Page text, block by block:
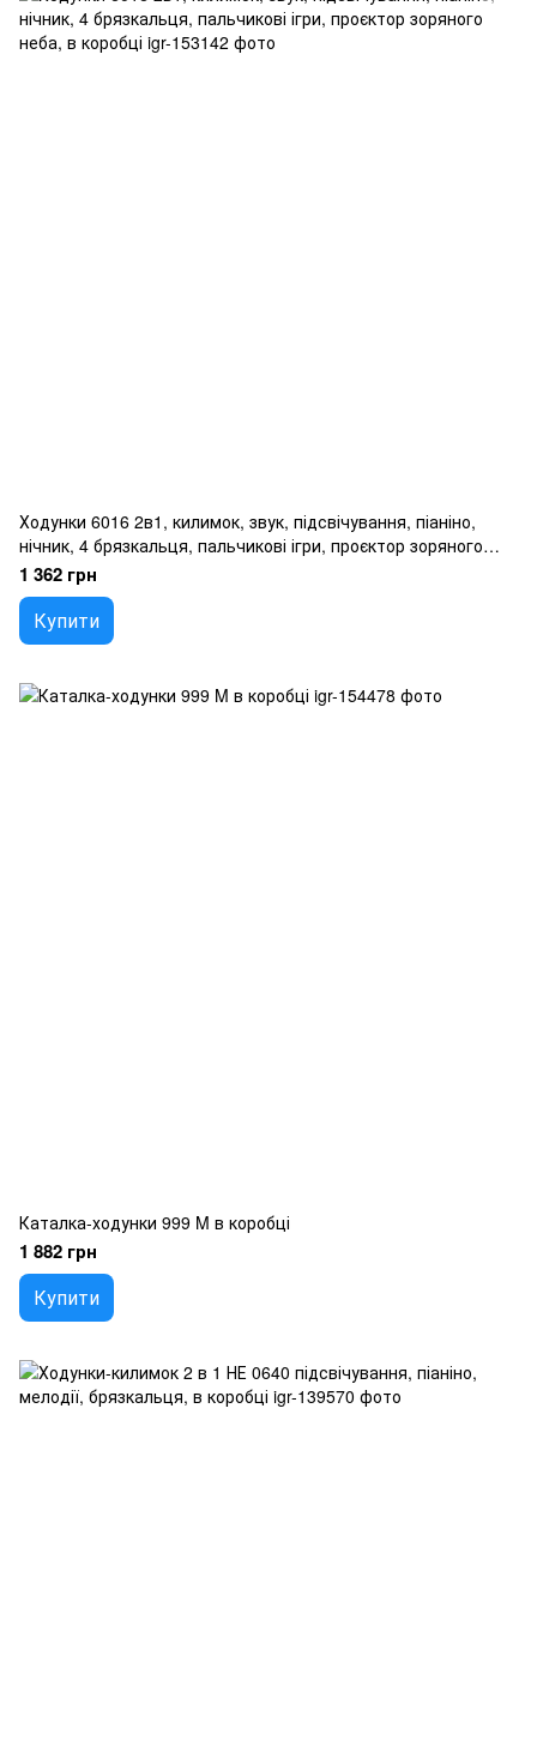
Ходунки 6016 2в1, килимок, звук, підсвічування, піаніно,
нічник, 4 брязкальця, пальчикові ігри, проєктор зоряного
неба, в коробці
1 362 грн
Купити
Каталка-ходунки 999 M в коробці
1 882 грн
Купити